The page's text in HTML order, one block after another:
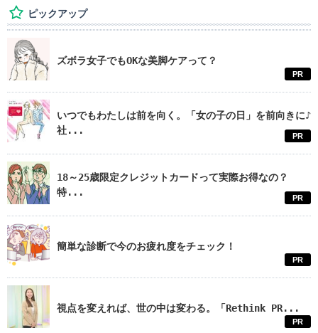
ピックアップ
ズボラ女子でもOKな美脚ケアって？
PR
いつでもわたしは前を向く。「女の子の日」を前向きに♪
社...
PR
18～25歳限定クレジットカードって実際お得なの？
特...
PR
簡単な診断で今のお疲れ度をチェック！
PR
視点を変えれば、世の中は変わる。「Rethink PR...
PR